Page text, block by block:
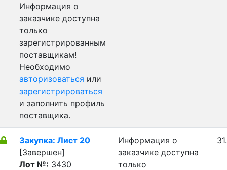
Информация о
заказчике доступна
только
зарегистрированным
поставщикам!
Необходимо
авторизоваться или
зарегистрироваться
и заполнить профиль
поставщика.
Закупка: Лист 20
[Завершен]
Лот №: 3430
Информация о
заказчике доступна
только